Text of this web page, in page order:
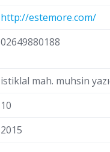
http://estemore.com/
02649880188
istiklal mah. muhsin
10
2015